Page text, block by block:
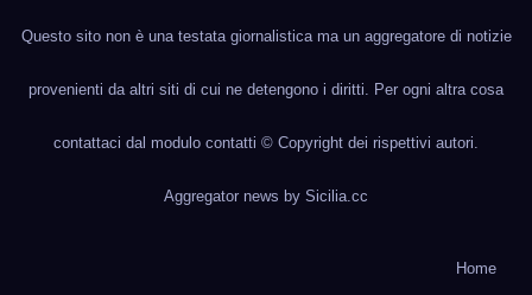
Questo sito non è una testata giornalistica ma un aggregatore di notizie
provenienti da altri siti di cui ne detengono i diritti. Per ogni altra cosa
contattaci dal modulo contatti © Copyright dei rispettivi autori.
Aggregator news by Sicilia.cc
Home